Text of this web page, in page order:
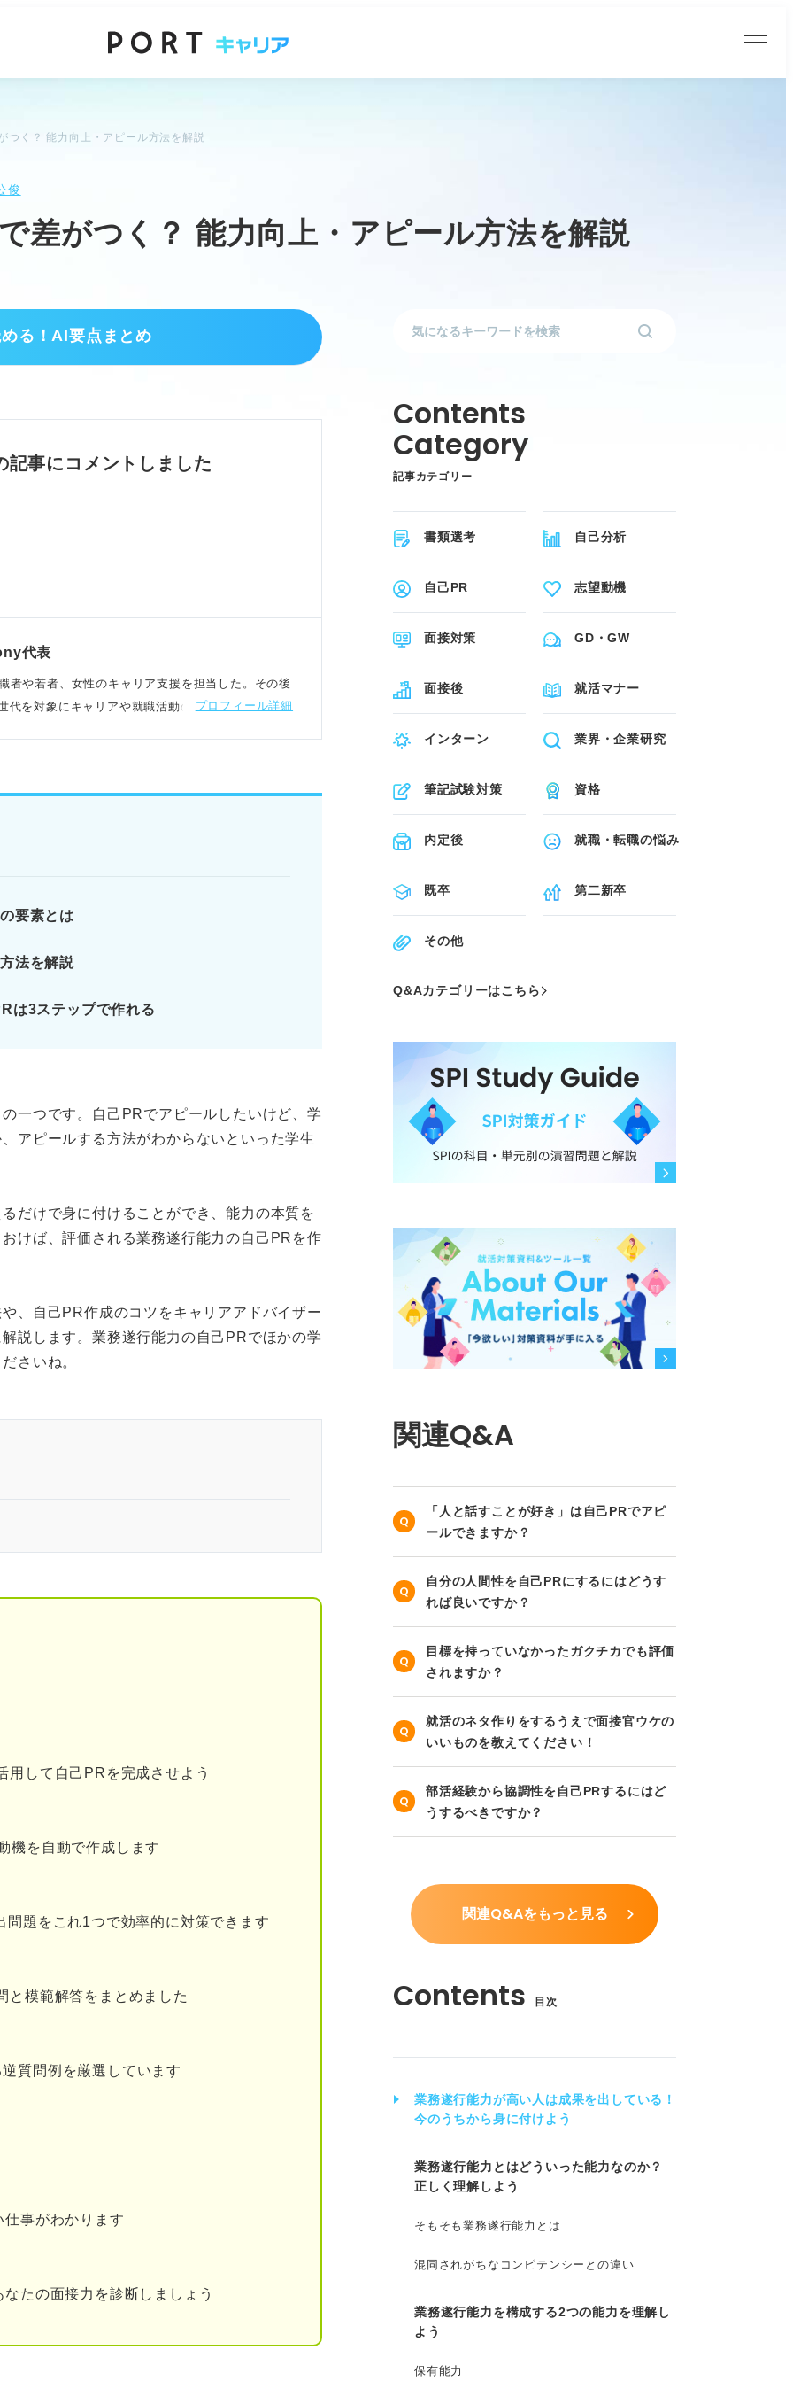
つく？ 能力向上・アピール方法を解説
俊
差がつく？ 能力向上・アピール方法を解説
る！AI要点まとめ
由を理解しよう
献する人材を求めている。
解し、職務全般で活かせる能力と捉えよ
ス良く伸ばすことが重要である。
実践的に能力を向上させる。
のか？ 正しく理解しよう
記事にコメントしました
代表
や若者、女性のキャリア支援を担当した。その後
代を対象にキャリアや就職活動の支援もおこなって
プロフィール詳細
要素とは
法を解説
は3ステップで作れる
一つです。自己PRでアピールしたいけど、学
アピールする方法がわからないといった学生
だけで身に付けることができ、能力の本質を
けば、評価される業務遂行能力の自己PRを作
、自己PR作成のコツをキャリアアドバイザー
説します。業務遂行能力の自己PRでほかの学
さいね。
が期待できる
おこなう
用して自己PRを完成させよう
機を自動で作成します
題をこれ1つで効率的に対策できます
と模範解答をまとめました
質問例を厳選しています
事がわかります
たの面接力を診断しましょう
記事カテゴリー
書類選考 自己分析
自己PR 志望動機
面接対策 GD・GW
面接後 就活マナー
インターン 業界・企業研究
筆記試験対策 資格
内定後 就職・転職の悩み
既卒 第二新卒
その他
Q&Aカテゴリーはこちら
関連Q&A
「人と話すことが好き」は自己PRでアピ
ールできますか？
自分の人間性を自己PRにするにはどうす
れば良いですか？
目標を持っていなかったガクチカでも評価
されますか？
就活のネタ作りをするうえで面接官ウケの
いいものを教えてください！
部活経験から協調性を自己PRするにはど
うするべきですか？
関連Q&Aをもっと見る
目次
業務遂行能力が高い人は成果を出している！
今のうちから身に付けよう
業務遂行能力とはどういった能力なのか？
正しく理解しよう
そもそも業務遂行能力とは
混同されがちなコンピテンシーとの違い
業務遂行能力を構成する2つの能力を理解し
よう
保有能力